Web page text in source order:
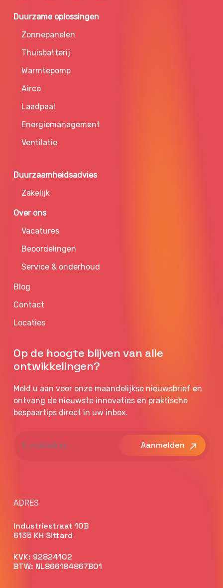
Duurzame oplossingen
Zonnepanelen
Thuisbatterij
Warmtepomp
Airco
Laadpaal
Energiemanagement
Ventilatie
Duurzaamheidsadvies
Zakelijk
Over ons
Vacatures
Beoordelingen
Service & onderhoud
Blog
Contact
Locaties
Op de hoogte blijven van alle
ontwikkelingen?
Meld u aan voor onze maandelijkse nieuwsbrief en
ontvang de nieuwste innovaties en praktische
bespaartips direct in uw inbox.
mailadres
ADRES
Industriestraat 10B
6135 KH Sittard
KVK: 92824102
BTW: NL866184867B01